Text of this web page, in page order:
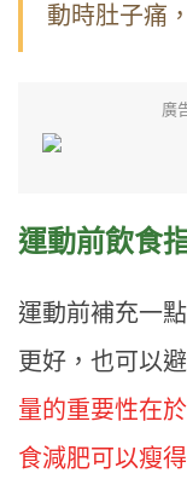
動時肚子痛
廣
運動前飲食
運動前補充一
更好，也可以
量的重要性在
食減肥可以瘦